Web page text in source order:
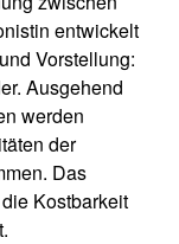
entwickelt
Vorstellung:
Ausgehend
werden
der
Das
Kostbarkeit